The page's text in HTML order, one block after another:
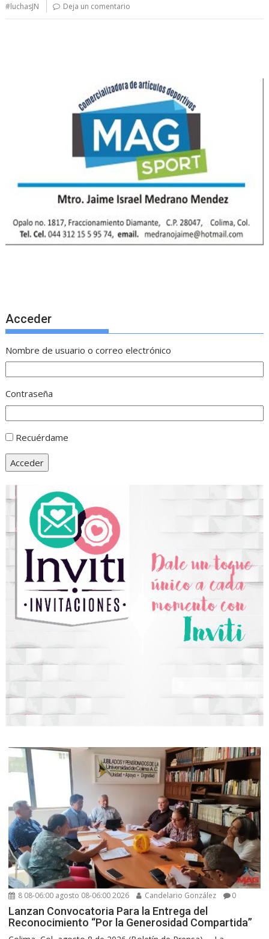
#luchasJN Deja un comentario
Acceder
Nombre de usuario o correo electrónico
Contraseña
Recuérdame
Acceder
8 08-06:00 agosto 08-06:00 2026 Candelario González 0
Lanzan Convocatoria Para la Entrega del
Reconocimiento “Por la Generosidad Compartida”